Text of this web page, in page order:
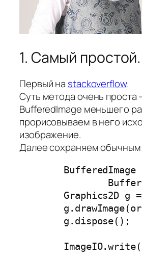
1. Самый простой.
Первый на stackoverflow.
Суть метода очень проста
BufferedImage меньшего
прорисовываем в него
изображение.
Далее сохраняем обычным
BufferedImage
Graphics2D g
        g.dispose();